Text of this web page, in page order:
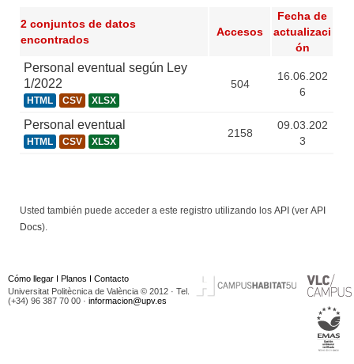
2 conjuntos de datos
encontrados
Accesos
Fecha de
actualizaci
ón
Personal eventual según Ley
1/2022
HTML CSV XLSX
504
16.06.202
6
Personal eventual
HTML CSV XLSX
2158
09.03.202
3
Usted también puede acceder a este registro utilizando los API (ver API
Docs).
Cómo llegar I Planos I Contacto
Universitat Politècnica de València © 2012 · Tel.
(+34) 96 387 70 00 · informacion@upv.es